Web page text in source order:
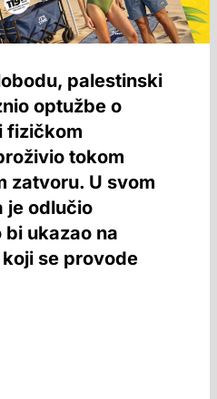
palestinski
optužbe o
fizičkom
tokom
zatvoru. U svom
je odlučio
ukazao na
se provode